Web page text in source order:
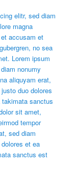
elitr, sed diam
magna
accusam et
no sea
Lorem ipsum
nonumy
aliquyam erat,
duo dolores
sanctus
sit amet,
tempor
sed diam
et ea
sanctus est